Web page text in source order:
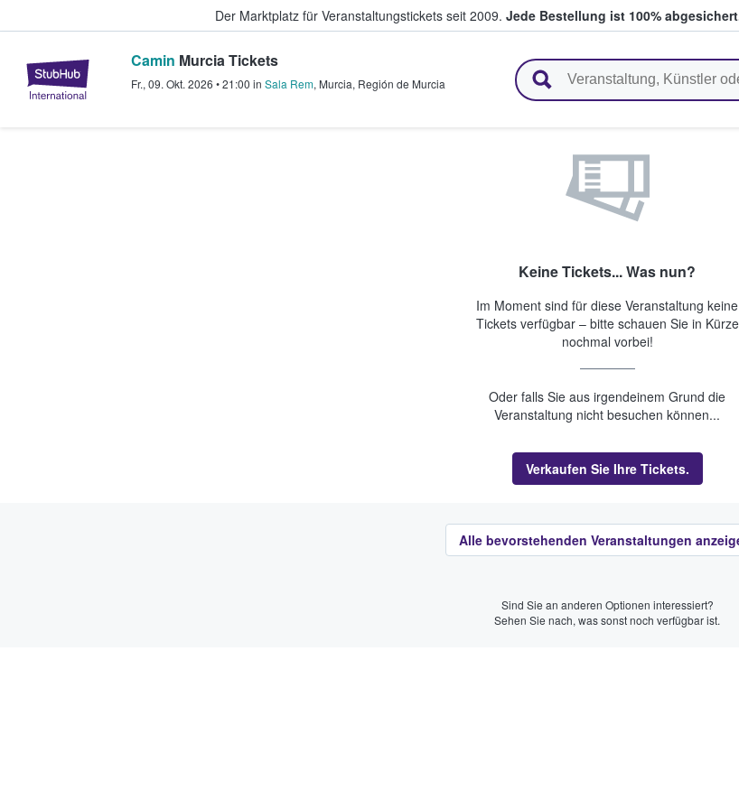
Der Marktplatz für Veranstaltungstickets seit 2009. Jede Bestellung ist 100%
StubHub - Wo Fans Tickets kaufen & verkaufen
Camin Murcia Tickets
Fr., 09. Okt. 2026 •21:00 in Sala Rem, Murcia, Región de Murcia
Keine Tickets... Was nun?
Im Moment sind für diese Veranstaltung keine
Tickets verfügbar – bitte schauen Sie in Kürze
nochmal vorbei!
Oder falls Sie aus irgendeinem Grund die
Veranstaltung nicht besuchen können...
Verkaufen Sie Ihre Tickets.
Alle bevorstehenden Veranstaltungen
Sind Sie an anderen Optionen interessiert?
Sehen Sie nach, was sonst noch verfügbar ist.